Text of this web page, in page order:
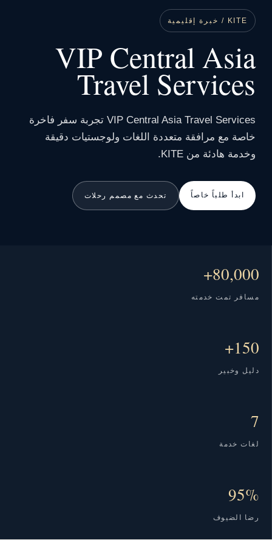
KITE / خبرة إقليمية
VIP Central Asia
Travel Services
VIP Central Asia Travel Services تجربة سفر فاخرة
خاصة مع مرافقة متعددة اللغات ولوجستيات دقيقة
وخدمة هادئة من KITE.
ابدأ طلباً خاصاً تحدث مع مصمم رحلات
80,000+
مسافر تمت خدمته
150+
دليل وخبير
7
لغات خدمة
95%
رضا الضيوف